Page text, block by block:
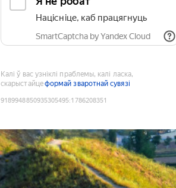
Націсніце, каб працягнуць
SmartCaptcha by Yandex Cloud
Калі ў вас узніклі праблемы, калі ласка,
скарыстайцеформай зваротнай сувязі
9189948850935305495:1786208351